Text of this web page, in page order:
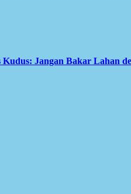
Jangan Bakar Lahan